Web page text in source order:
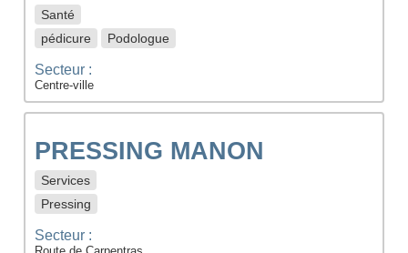
Santé
pédicure
Podologue
Secteur :
Centre-ville
PRESSING MANON
Services
Pressing
Secteur :